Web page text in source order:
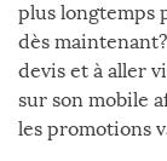
plus longtemps
dès
devis et à aller
sur son mobile
les promotions